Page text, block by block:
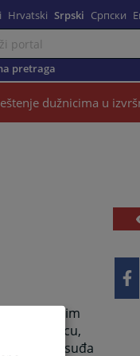
Hrvatski Srpski Српски
pretraga
dužnicima u
a samim
u Sokocu,
pravosuđa